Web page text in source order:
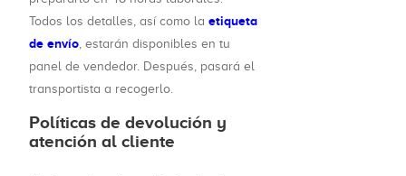
Todos los detalles, así como la etiqueta
de envío, estarán disponibles en tu
panel de vendedor. Después, pasará el
transportista a recogerlo.
Políticas de devolución y
atención al cliente